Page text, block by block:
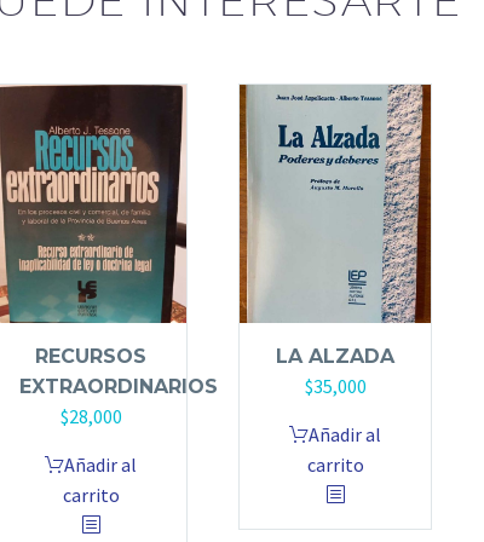
RECURSOS
EXTRAORDINARIOS
$28,000
Añadir al
carrito
LA ALZADA
$35,000
Añadir al
carrito